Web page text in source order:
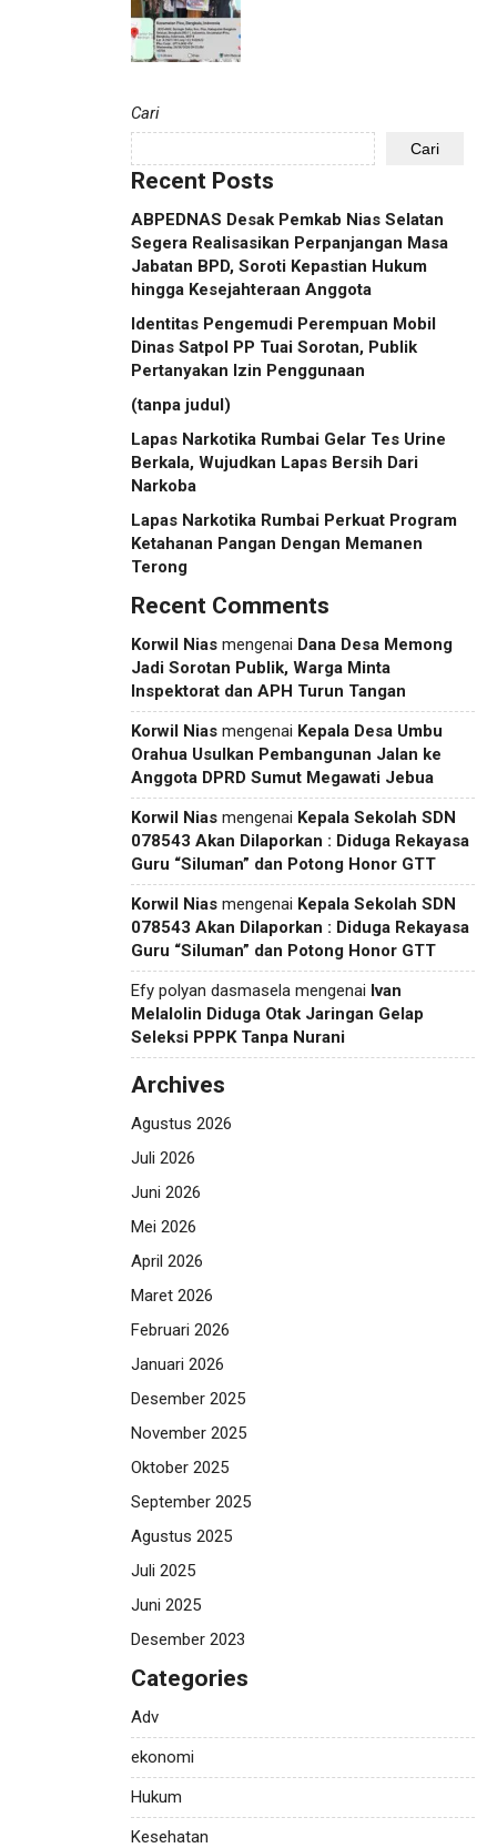
Cari
Cari
Recent Posts
ABPEDNAS Desak Pemkab Nias Selatan
Segera Realisasikan Perpanjangan Masa
Jabatan BPD, Soroti Kepastian Hukum
hingga Kesejahteraan Anggota
Identitas Pengemudi Perempuan Mobil
Dinas Satpol PP Tuai Sorotan, Publik
Pertanyakan Izin Penggunaan
(tanpa judul)
Lapas Narkotika Rumbai Gelar Tes Urine
Berkala, Wujudkan Lapas Bersih Dari
Narkoba
Lapas Narkotika Rumbai Perkuat Program
Ketahanan Pangan Dengan Memanen
Terong
Recent Comments
Korwil Nias mengenai Dana Desa Memong
Jadi Sorotan Publik, Warga Minta
Inspektorat dan APH Turun Tangan
Korwil Nias mengenai Kepala Desa Umbu
Orahua Usulkan Pembangunan Jalan ke
Anggota DPRD Sumut Megawati Jebua
Korwil Nias mengenai Kepala Sekolah SDN
078543 Akan Dilaporkan : Diduga Rekayasa
Guru “Siluman” dan Potong Honor GTT
Korwil Nias mengenai Kepala Sekolah SDN
078543 Akan Dilaporkan : Diduga Rekayasa
Guru “Siluman” dan Potong Honor GTT
Efy polyan dasmasela mengenai Ivan
Melalolin Diduga Otak Jaringan Gelap
Seleksi PPPK Tanpa Nurani
Archives
Agustus 2026
Juli 2026
Juni 2026
Mei 2026
April 2026
Maret 2026
Februari 2026
Januari 2026
Desember 2025
November 2025
Oktober 2025
September 2025
Agustus 2025
Juli 2025
Juni 2025
Desember 2023
Categories
Adv
ekonomi
Hukum
Kesehatan